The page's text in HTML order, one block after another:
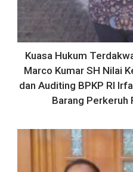
Kuasa Hukum
Marco Kumar SH Nilai
dan Auditing BPKP RI
Barang Perkeruh